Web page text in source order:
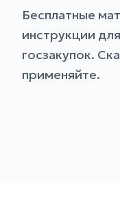
Бесплатные
инструкции
госзакупок.
применяйте.